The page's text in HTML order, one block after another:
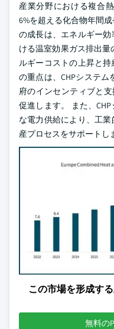
産業分野における複合
6%を超える化合物年間成
の成長は、エネルギー
ける温室効果ガス排出
ルギーコストの上昇と
の重点は、CHPシステ
府のインセンティブと
促進します。 また、
な電力供給により、工
産プロセスをサポートし
この市場を形成す
無料の